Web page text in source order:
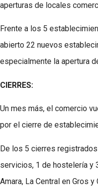
aperturas de locales
Frente a los 5
abierto 22 nuevos
especialmente la apertura
CIERRES:
Un mes más, el comercio
por el cierre de
De los 5 cierres
servicios, 1 de hostelería y
Amara, La Central en Gros